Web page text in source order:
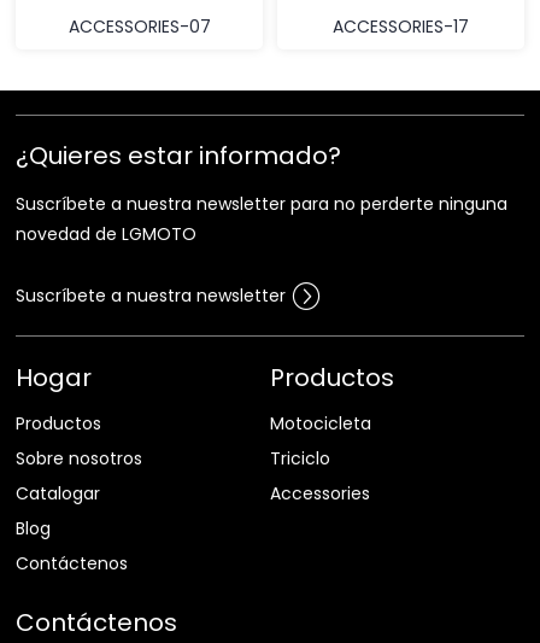
ACCESSORIES-07 ACCESSORIES-17
¿Quieres estar informado?
Suscríbete a nuestra newsletter para no perderte ninguna
novedad de LGMOTO
Suscríbete a nuestra newsletter
Hogar
Productos
Sobre nosotros
Catalogar
Blog
Contáctenos
Productos
Motocicleta
Triciclo
Accessories
Contáctenos